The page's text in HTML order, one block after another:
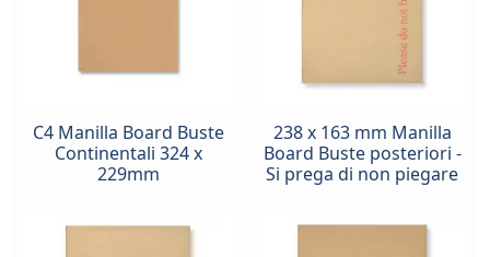
C4 Manilla Board Buste
Continentali 324 x
229mm
238 x 163 mm Manilla
Board Buste posteriori -
Si prega di non piegare